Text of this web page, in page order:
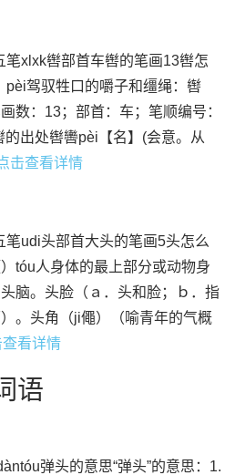
笔xlxk辔部首车辔的笔画13辔怎
pèi驾驭牲口的嚼子和缰绳：辔
数：13；部首：车；笔顺编号：
出处辔轡pèi【名】(会意。从
击查看详情
笔udi头部首大头的笔画5头怎么
tóu人身体的最上部分或动物身
脑。头脸（ａ．头和脸；ｂ．指
。头角（ji僶）（喻青年的气概
看详情
语
弹头的意思“弹头”的意思：1.